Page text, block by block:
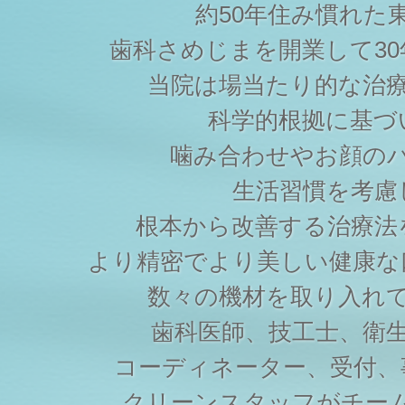
約50年住み慣れた
歯科さめじまを開業して
当院は場当たり的な治
科学的根拠に基づ
噛み合わせやお顔の
生活習慣を考慮
根本から改善する治療
より精密でより美しい健康
数々の機材を取り入れ
歯科医師、技工士、衛
コーディネーター、受付